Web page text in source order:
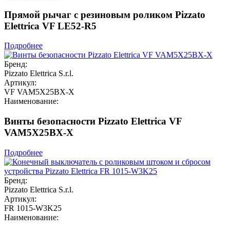
Прямой рычаг с резиновым роликом Pizzato
Elettrica VF LE52-R5
Подробнее
Бренд:
Pizzato Elettrica S.r.l.
Артикул:
VF VAM5X25BX-X
Наименование:
Винты безопасности Pizzato Elettrica VF
VAM5X25BX-X
Подробнее
Бренд:
Pizzato Elettrica S.r.l.
Артикул:
FR 1015-W3K25
Наименование: